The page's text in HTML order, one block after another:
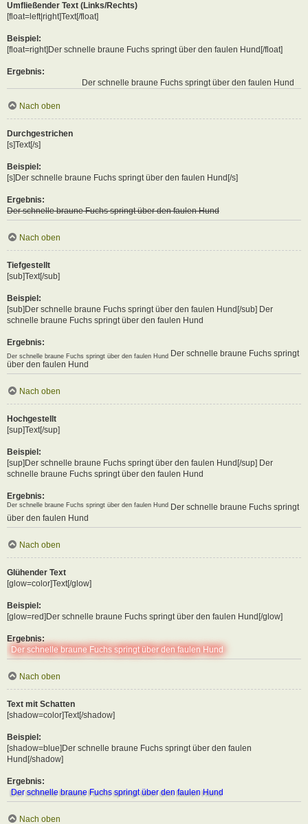
Umfließender Text (Links/Rechts)
[float=left|right]Text[/float]
Beispiel:
[float=right]Der schnelle braune Fuchs springt über den faulen Hund[/float]
Ergebnis:
Der schnelle braune Fuchs springt über den faulen Hund
Nach oben
Durchgestrichen
[s]Text[/s]
Beispiel:
[s]Der schnelle braune Fuchs springt über den faulen Hund[/s]
Ergebnis:
Der schnelle braune Fuchs springt über den faulen Hund
Nach oben
Tiefgestellt
[sub]Text[/sub]
Beispiel:
[sub]Der schnelle braune Fuchs springt über den faulen Hund[/sub] Der
schnelle braune Fuchs springt über den faulen Hund
Ergebnis:
Der schnelle braune Fuchs springt über den faulen Hund Der schnelle braune Fuchs springt
über den faulen Hund
Nach oben
Hochgestellt
[sup]Text[/sup]
Beispiel:
[sup]Der schnelle braune Fuchs springt über den faulen Hund[/sup] Der
schnelle braune Fuchs springt über den faulen Hund
Ergebnis:
Der schnelle braune Fuchs springt über den faulen Hund Der schnelle braune Fuchs springt
über den faulen Hund
Nach oben
Glühender Text
[glow=color]Text[/glow]
Beispiel:
[glow=red]Der schnelle braune Fuchs springt über den faulen Hund[/glow]
Ergebnis:
Der schnelle braune Fuchs springt über den faulen Hund
Nach oben
Text mit Schatten
[shadow=color]Text[/shadow]
Beispiel:
[shadow=blue]Der schnelle braune Fuchs springt über den faulen
Hund[/shadow]
Ergebnis:
Der schnelle braune Fuchs springt über den faulen Hund
Nach oben